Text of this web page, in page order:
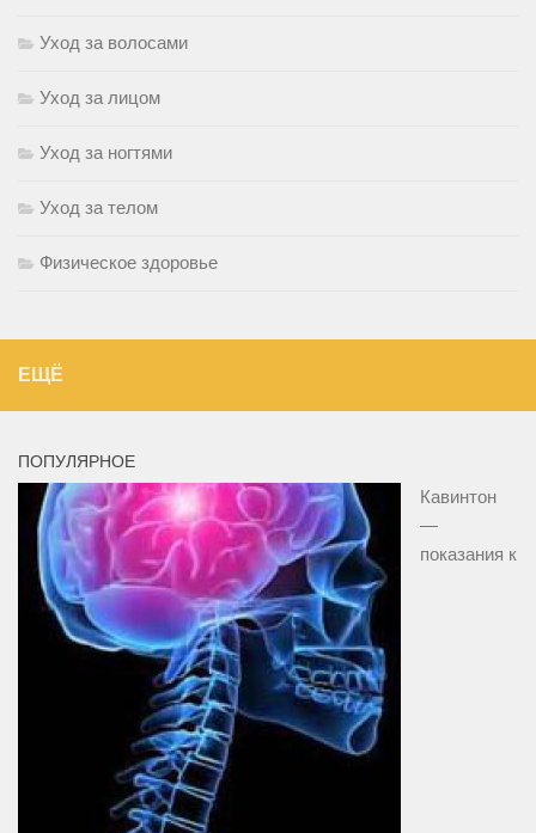
Уход за волосами
Уход за лицом
Уход за ногтями
Уход за телом
Физическое здоровье
ЕЩЁ
ПОПУЛЯРНОЕ
Кавинтон
—
показания к